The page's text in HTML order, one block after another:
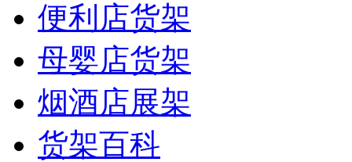
便利店货架
母婴店货架
烟酒店展架
货架百科